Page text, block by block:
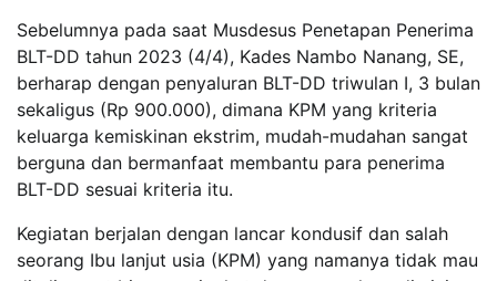
Sebelumnya pada saat Musdesus Penetapan Penerima
BLT-DD tahun 2023 (4/4), Kades Nambo Nanang, SE,
berharap dengan penyaluran BLT-DD triwulan I, 3 bulan
sekaligus (Rp 900.000), dimana KPM yang kriteria
keluarga kemiskinan ekstrim, mudah-mudahan sangat
berguna dan bermanfaat membantu para penerima
BLT-DD sesuai kriteria itu.
Kegiatan berjalan dengan lancar kondusif dan salah
seorang Ibu lanjut usia (KPM) yang namanya tidak mau